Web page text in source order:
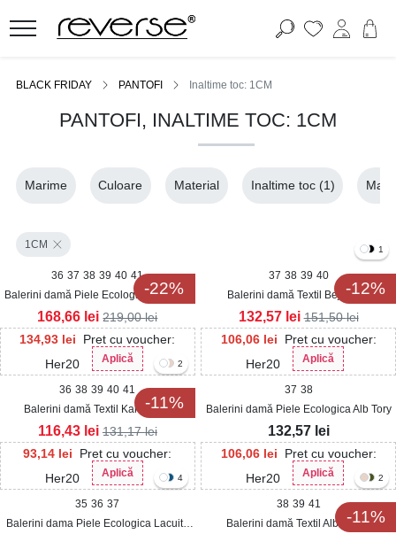
BLACK FRIDAY PANTOFI Inaltime toc: 1CM
PANTOFI, INALTIME TOC: 1CM
Marime Culoare Material Inaltime toc (1)
1CM
-22%
36 37 38 39 40 41
Balerini damă Piele Ecologica Intoarsa
Kaki Kartey
134,93 lei
Pret cu voucher:
Her20
Aplică
168,66 lei 219,00lei
-12%
1
37 38 39 40
Balerini damă Textil Bej Joule
106,06 lei
Pret cu voucher:
Her20
Aplică
132,57 lei 151,50lei
-11%
2
36 38 39 40 41
Balerini damă Textil Kaki Idalie
93,14 lei
Pret cu voucher:
Her20
Aplică
116,43 lei 131,17lei
37 38
Balerini damă Piele Ecologica Alb Tory
106,06 lei
Pret cu voucher:
Her20
Aplică
132,57 lei
4
35 36 37
Balerini dama Piele Ecologica Lacuita
-11%
2
38 39 41
Balerini damă Textil Albi Idalie